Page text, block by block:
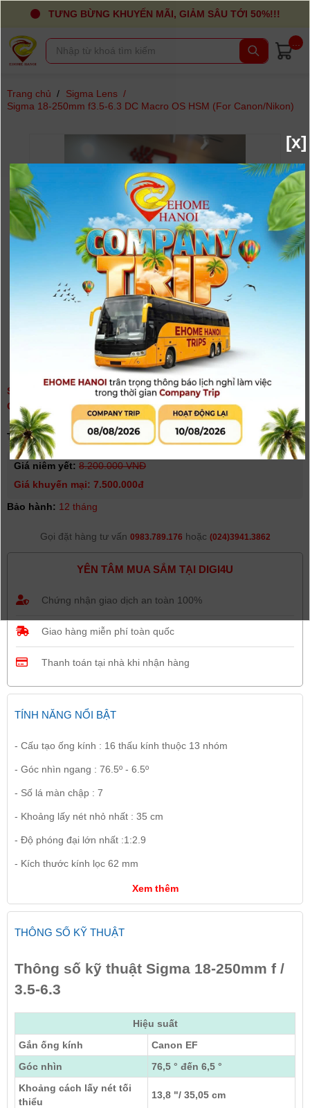
TƯNG BỪNG KHUYẾN MÃI, GIẢM SÂU TỚI 50%!!!
Trang chủ / Sigma Lens /
Sigma 18-250mm f3.5-6.3 DC Macro OS HSM (For Canon/Nikon)
SIGMA 18-250MM F3.5-6.3 DC MACRO OS HSM (FOR
CANON/NIKON)
(0người đánh giá)
Tình trạng:
Hết hàng
Giá niêm yết: 8.200.000 VNĐ
Giá khuyến mại: 7.500.000đ
Bảo hành: 12 tháng
Gọi đặt hàng tư vấn 0983.789.176 hoặc (024)3941.3862
YÊN TÂM MUA SẮM TẠI DIGI4U
Chứng nhận giao dịch an toàn 100%
Giao hàng miễn phí toàn quốc
Thanh toán tại nhà khi nhận hàng
TÍNH NĂNG NỔI BẬT
- Cấu tạo ống kính : 16 thấu kính thuộc 13 nhóm
- Góc nhìn ngang : 76.5º - 6.5º
- Số lá màn chập : 7
- Khoảng lấy nét nhỏ nhất : 35 cm
- Độ phóng đại lớn nhất :1:2.9
- Kích thước kính lọc 62 mm
Xem thêm
THÔNG SỐ KỸ THUẬT
Thông số kỹ thuật Sigma 18-250mm f /
3.5-6.3
Hiệu suất
Gắn ống kính
Canon EF
Góc nhìn
76,5 ° đến 6,5 °
Khoảng cách lấy nét tối
thiểu
13,8 "/ 35,05 cm
[x]